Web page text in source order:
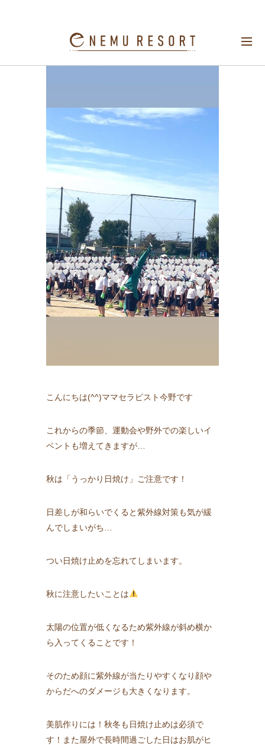
うっかり日焼けご注意下さい！
こんにちは(^^)ママセラピスト今野です
これからの季節、運動会や野外での楽しいイ
ベントも増えてきますが…
秋は「うっかり日焼け」ご注意です！
日差しが和らいでくると紫外線対策も気が緩
んでしまいがち…
つい日焼け止めを忘れてしまいます。
秋に注意したいことは
太陽の位置が低くなるため紫外線が斜め横か
ら入ってくることです！
そのため顔に紫外線が当たりやすくなり顔や
からだへのダメージも大きくなります。
美肌作りには！秋冬も日焼け止めは必須で
す！また屋外で長時間過ごした日はお肌がヒ